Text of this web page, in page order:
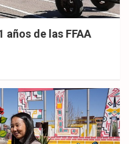
de las FFAA